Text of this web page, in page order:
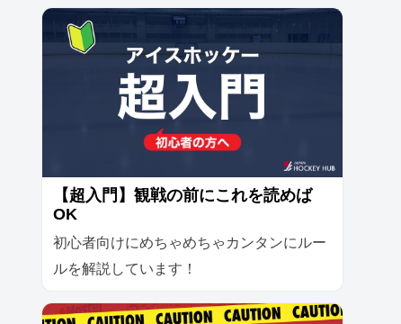
【超入門】観戦の前にこれを読めば
OK
初心者向けにめちゃめちゃカンタンにルー
ルを解説しています！